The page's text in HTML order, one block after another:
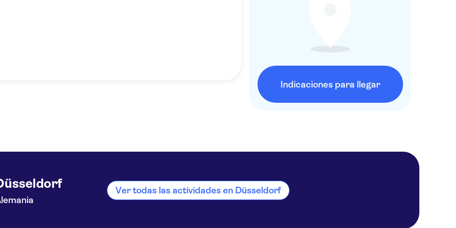
Indicaciones para llegar
Ver todas las actividades en Düsseldorf